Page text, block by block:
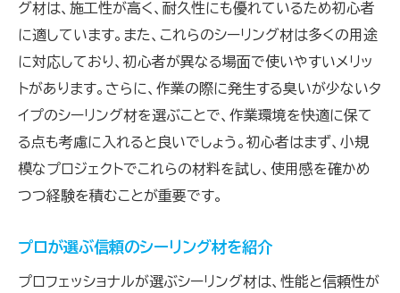
グ材は、施工性が高く、耐久性にも優れているため初心者
に適しています。また、これらのシーリング材は多くの用途
に対応しており、初心者が異なる場面で使いやすいメリッ
トがあります。さらに、作業の際に発生する臭いが少ないタ
イプのシーリング材を選ぶことで、作業環境を快適に保て
る点も考慮に入れると良いでしょう。初心者はまず、小規
模なプロジェクトでこれらの材料を試し、使用感を確かめ
つつ経験を積むことが重要です。
プロが選ぶ信頼のシーリング材を紹介
プロフェッショナルが選ぶシーリング材は、性能と信頼性が